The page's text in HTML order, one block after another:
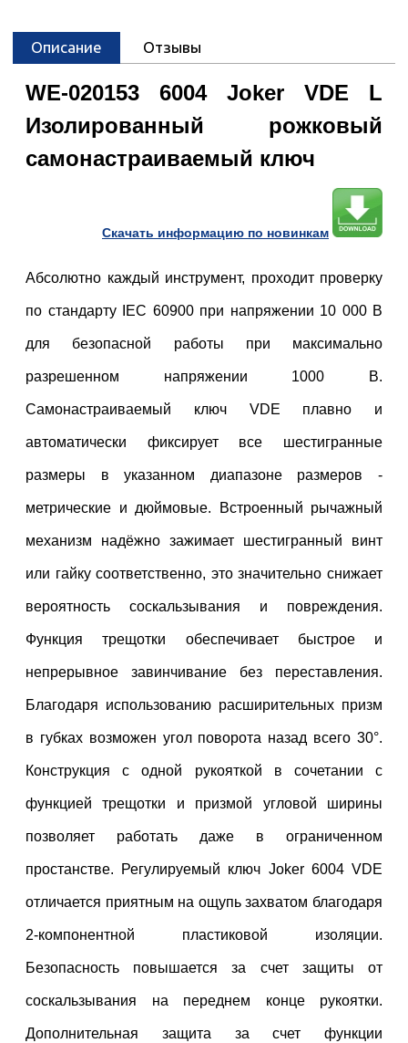
Описание Отзывы
WE-020153 6004 Joker VDE L
Изолированный рожковый
самонастраиваемый ключ
Cкачать информацию по новинкам
Абсолютно каждый инструмент, проходит проверку
по стандарту IEC 60900 при напряжении 10 000 В
для безопасной работы при максимально
разрешенном напряжении 1000 В.
Самонастраиваемый ключ VDE плавно и
автоматически фиксирует все шестигранные
размеры в указанном диапазоне размеров -
метрические и дюймовые. Встроенный рычажный
механизм надёжно зажимает шестигранный винт
или гайку соответственно, это значительно снижает
вероятность соскальзывания и повреждения.
Функция трещотки обеспечивает быстрое и
непрерывное завинчивание без переставления.
Благодаря использованию расширительных призм
в губках возможен угол поворота назад всего 30°.
Конструкция с одной рукояткой в сочетании с
функцией трещотки и призмой угловой ширины
позволяет работать даже в ограниченном
простанстве. Регулируемый ключ Joker 6004 VDE
отличается приятным на ощупь захватом благодаря
2-компонентной пластиковой изоляции.
Безопасность повышается за счет защиты от
соскальзывания на переднем конце рукоятки.
Дополнительная защита за счет функции